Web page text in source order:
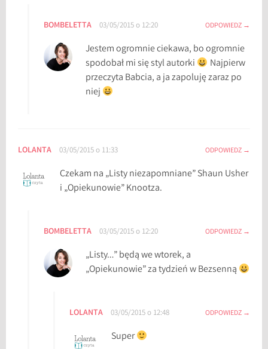
d
b
y
c
z
i
BOMBELETTA 03/05/2015 o 12:20 ODPOWIEDZ
Jestem ogromnie ciekawa, bo ogromnie
spodobał mi się styl autorki
Najpierw
przeczyta Babcia, a ja zapoluję zaraz po
niej
LOLANTA 03/05/2015 o 11:33 ODPOWIEDZ
Czekam na „Listy niezapomniane” Shaun Usher
i „Opiekunowie” Knootza.
BOMBELETTA 03/05/2015 o 12:20 ODPOWIEDZ
„Listy…” będą we wtorek, a
„Opiekunowie” za tydzień w Bezsenną
LOLANTA 03/05/2015 o 12:48 ODPOWIEDZ
Super